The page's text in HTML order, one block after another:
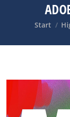
Sie
Start